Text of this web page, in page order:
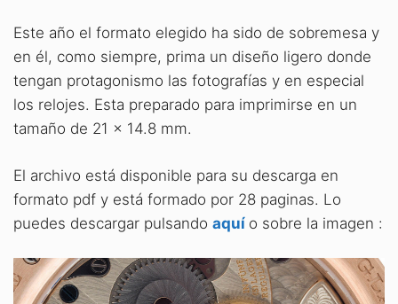
Este año el formato elegido ha sido de sobremesa y
en él, como siempre, prima un diseño ligero donde
tengan protagonismo las fotografías y en especial
los relojes. Esta preparado para imprimirse en un
tamaño de 21 x 14.8 mm.
El archivo está disponible para su descarga en
formato pdf y está formado por 28 paginas. Lo
puedes descargar pulsando aquí o sobre la imagen :